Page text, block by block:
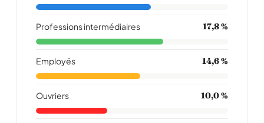
Professions intermédiaires 17,8 %
Employés 14,6 %
Ouvriers 10,0 %